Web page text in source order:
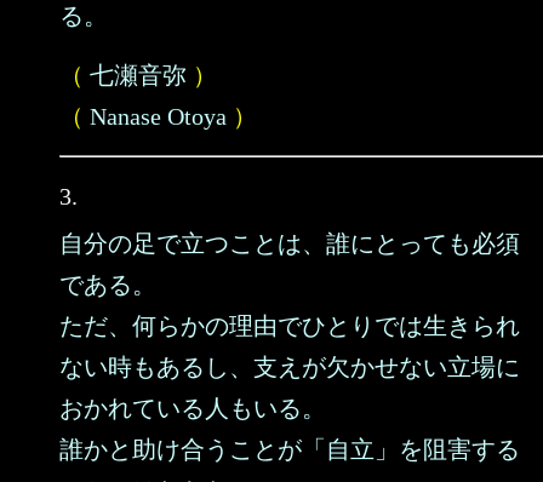
る。
（ 七瀬音弥 ）
（ Nanase Otoya ）
3.
自分の足で立つことは、誰にとっても必須
である。
ただ、何らかの理由でひとりでは生きられ
ない時もあるし、支えが欠かせない立場に
おかれている人もいる。
誰かと助け合うことが「自立」を阻害する